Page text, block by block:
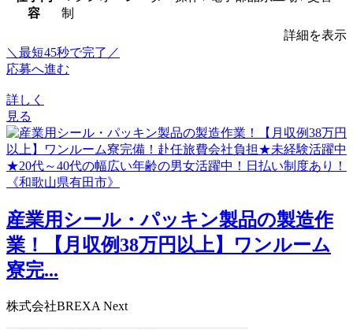
容
制
詳細を表示
＼最短45秒で完了／
応募へ進む
詳しく
見る
産業用シール・パッキン製品の製造作
業！【月収例38万円以上】ワンルーム
寮完...
株式会社BREXA Next